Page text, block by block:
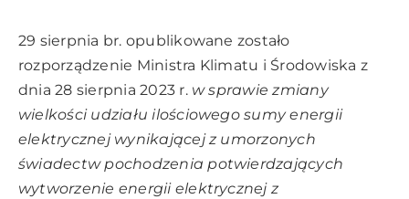
29 sierpnia br. opublikowane zostało
rozporządzenie Ministra Klimatu i Środowiska z
dnia 28 sierpnia 2023 r. w sprawie zmiany
wielkości udziału ilościowego sumy energii
elektrycznej wynikającej z umorzonych
świadectw pochodzenia potwierdzających
wytworzenie energii elektrycznej z